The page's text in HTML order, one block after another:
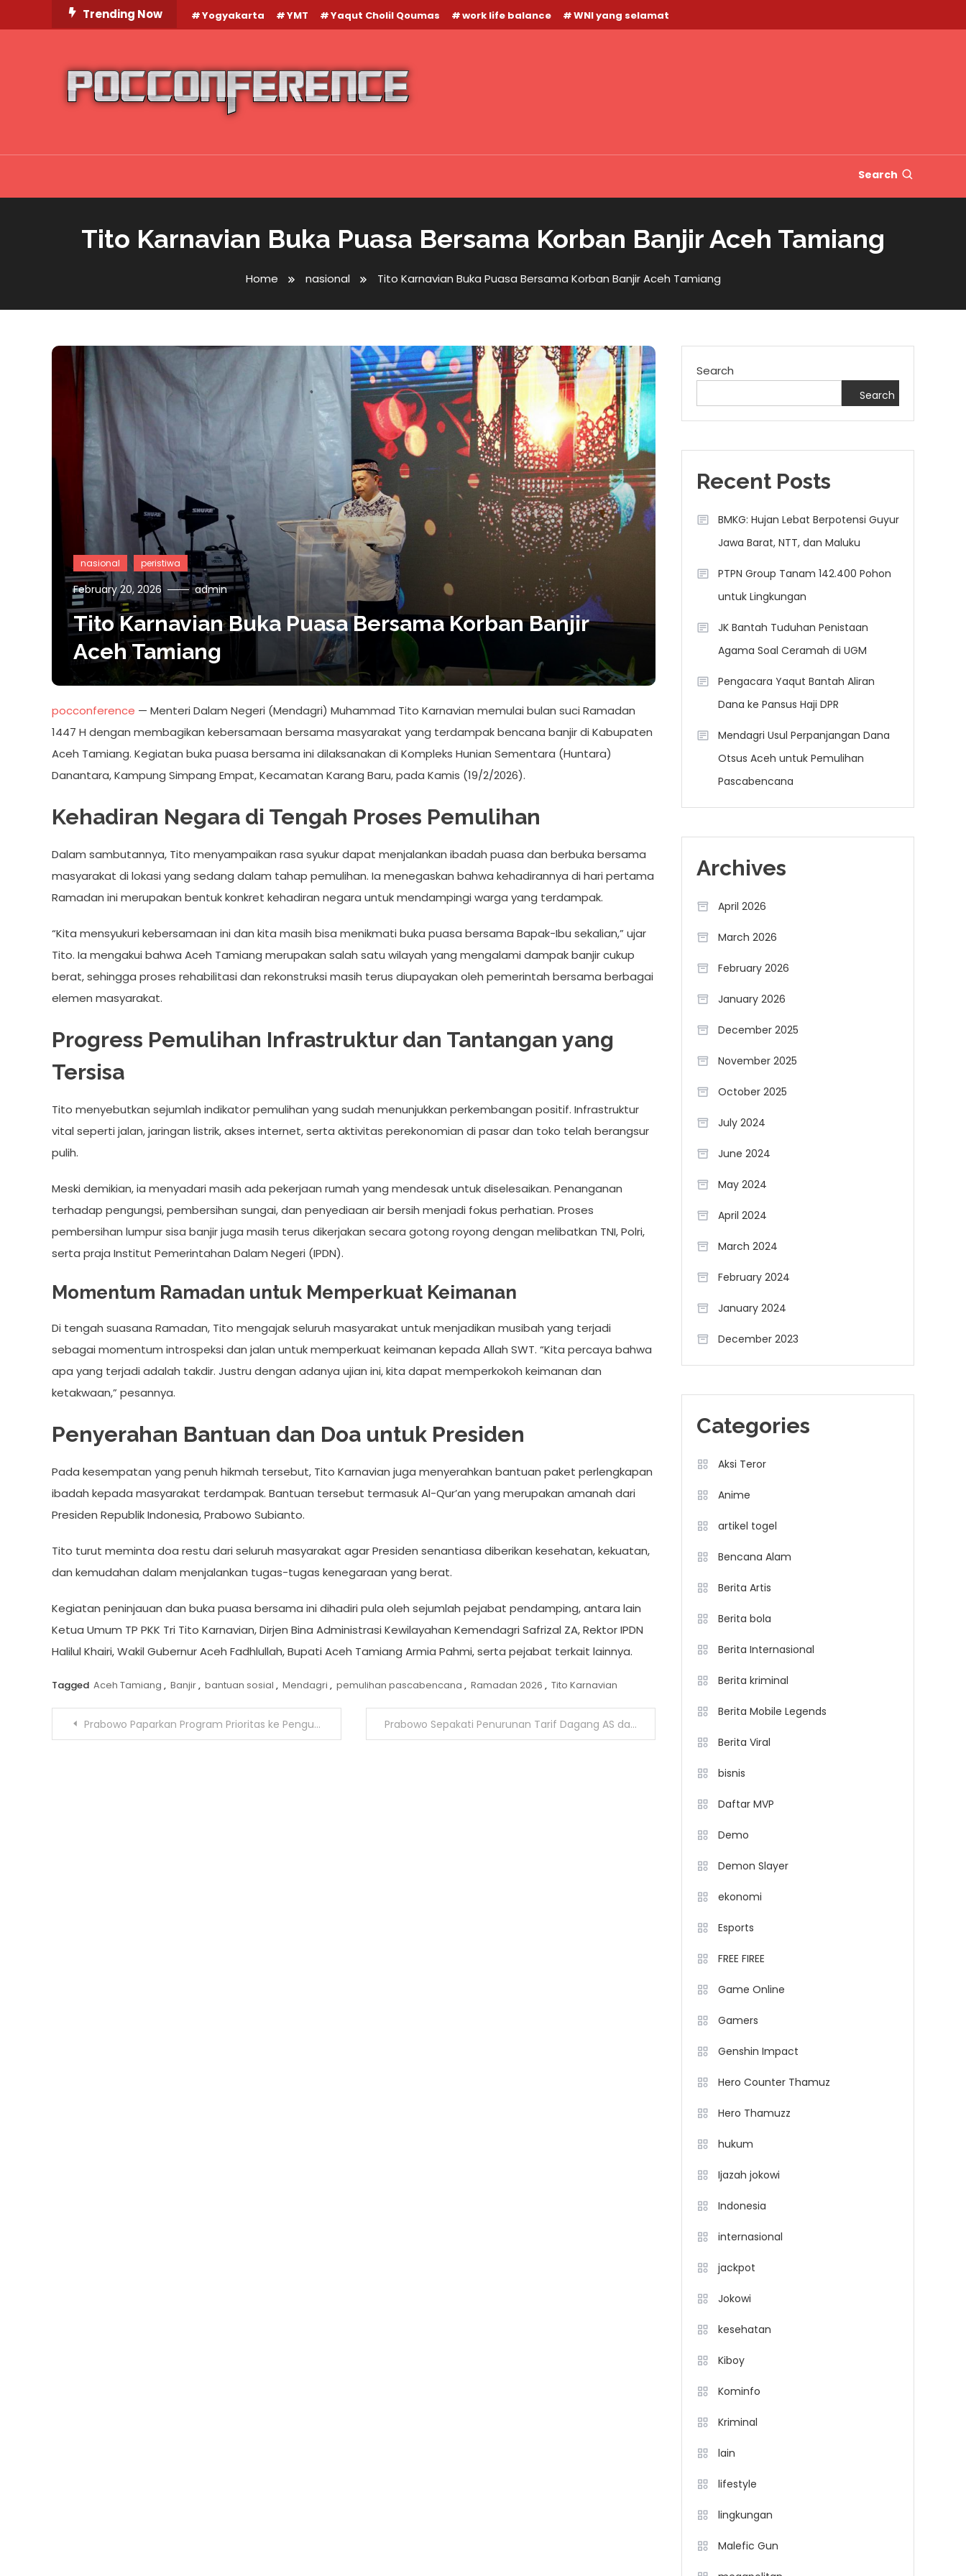
To
Trending Now Yogyakarta YMT Yaqut Cholil Qoumas work life balance WNI yang selamat
Search
Tito Karnavian Buka Puasa Bersama Korban Banjir Aceh Tamiang
Home nasional Tito Karnavian Buka Puasa Bersama Korban Banjir Aceh Tamiang
nasional peristiwa
February 20, 2026 admin
Tito Karnavian Buka Puasa Bersama Korban Banjir
Aceh Tamiang
pocconference — Menteri Dalam Negeri (Mendagri) Muhammad Tito Karnavian memulai bulan suci Ramadan
1447 H dengan membagikan kebersamaan bersama masyarakat yang terdampak bencana banjir di Kabupaten
Aceh Tamiang. Kegiatan buka puasa bersama ini dilaksanakan di Kompleks Hunian Sementara (Huntara)
Danantara, Kampung Simpang Empat, Kecamatan Karang Baru, pada Kamis (19/2/2026).
Kehadiran Negara di Tengah Proses Pemulihan
Dalam sambutannya, Tito menyampaikan rasa syukur dapat menjalankan ibadah puasa dan berbuka bersama
masyarakat di lokasi yang sedang dalam tahap pemulihan. Ia menegaskan bahwa kehadirannya di hari pertama
Ramadan ini merupakan bentuk konkret kehadiran negara untuk mendampingi warga yang terdampak.
“Kita mensyukuri kebersamaan ini dan kita masih bisa menikmati buka puasa bersama Bapak-Ibu sekalian,” ujar
Tito. Ia mengakui bahwa Aceh Tamiang merupakan salah satu wilayah yang mengalami dampak banjir cukup
berat, sehingga proses rehabilitasi dan rekonstruksi masih terus diupayakan oleh pemerintah bersama berbagai
elemen masyarakat.
Progress Pemulihan Infrastruktur dan Tantangan yang
Tersisa
Tito menyebutkan sejumlah indikator pemulihan yang sudah menunjukkan perkembangan positif. Infrastruktur
vital seperti jalan, jaringan listrik, akses internet, serta aktivitas perekonomian di pasar dan toko telah berangsur
pulih.
Meski demikian, ia menyadari masih ada pekerjaan rumah yang mendesak untuk diselesaikan. Penanganan
terhadap pengungsi, pembersihan sungai, dan penyediaan air bersih menjadi fokus perhatian. Proses
pembersihan lumpur sisa banjir juga masih terus dikerjakan secara gotong royong dengan melibatkan TNI, Polri,
serta praja Institut Pemerintahan Dalam Negeri (IPDN).
Momentum Ramadan untuk Memperkuat Keimanan
Di tengah suasana Ramadan, Tito mengajak seluruh masyarakat untuk menjadikan musibah yang terjadi
sebagai momentum introspeksi dan jalan untuk memperkuat keimanan kepada Allah SWT. “Kita percaya bahwa
apa yang terjadi adalah takdir. Justru dengan adanya ujian ini, kita dapat memperkokoh keimanan dan
ketakwaan,” pesannya.
Penyerahan Bantuan dan Doa untuk Presiden
Pada kesempatan yang penuh hikmah tersebut, Tito Karnavian juga menyerahkan bantuan paket perlengkapan
ibadah kepada masyarakat terdampak. Bantuan tersebut termasuk Al-Qur’an yang merupakan amanah dari
Presiden Republik Indonesia, Prabowo Subianto.
Tito turut meminta doa restu dari seluruh masyarakat agar Presiden senantiasa diberikan kesehatan, kekuatan,
dan kemudahan dalam menjalankan tugas-tugas kenegaraan yang berat.
Kegiatan peninjauan dan buka puasa bersama ini dihadiri pula oleh sejumlah pejabat pendamping, antara lain
Ketua Umum TP PKK Tri Tito Karnavian, Dirjen Bina Administrasi Kewilayahan Kemendagri Safrizal ZA, Rektor IPDN
Halilul Khairi, Wakil Gubernur Aceh Fadhlullah, Bupati Aceh Tamiang Armia Pahmi, serta pejabat terkait lainnya.
Tagged Aceh Tamiang , Banjir, bantuan sosial , Mendagri , pemulihan pascabencana , Ramadan 2026 , Tito Karnavian
PostPrabowo Paparkan Program Prioritas ke Pengusaha AS Prabowo Sepakati Penurunan Tarif Dagang AS dalam Pertemuan dengan Trump
Search
Search
Recent Posts
BMKG: Hujan Lebat Berpotensi Guyur
Jawa Barat, NTT, dan Maluku
PTPN Group Tanam 142.400 Pohon
untuk Lingkungan
JK Bantah Tuduhan Penistaan
Agama Soal Ceramah di UGM
Pengacara Yaqut Bantah Aliran
Dana ke Pansus Haji DPR
Mendagri Usul Perpanjangan Dana
Otsus Aceh untuk Pemulihan
Pascabencana
Archives
April 2026
March 2026
February 2026
January 2026
December 2025
November 2025
October 2025
July 2024
June 2024
May 2024
April 2024
March 2024
February 2024
January 2024
December 2023
Categories
Aksi Teror
Anime
artikel togel
Bencana Alam
Berita Artis
Berita bola
Berita Internasional
Berita kriminal
Berita Mobile Legends
Berita Viral
bisnis
Daftar MVP
Demo
Demon Slayer
ekonomi
Esports
FREE FIREE
Game Online
Gamers
Genshin Impact
Hero Counter Thamuz
Hero Thamuzz
hukum
Ijazah jokowi
Indonesia
internasional
jackpot
Jokowi
kesehatan
Kiboy
Kominfo
Kriminal
lain
lifestyle
lingkungan
Malefic Gun